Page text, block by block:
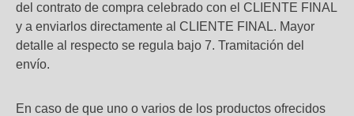
del contrato de compra celebrado con el CLIENTE FINAL
y a enviarlos directamente al CLIENTE FINAL. Mayor
detalle al respecto se regula bajo 7. Tramitación del
envío.
En caso de que uno o varios de los productos ofrecidos